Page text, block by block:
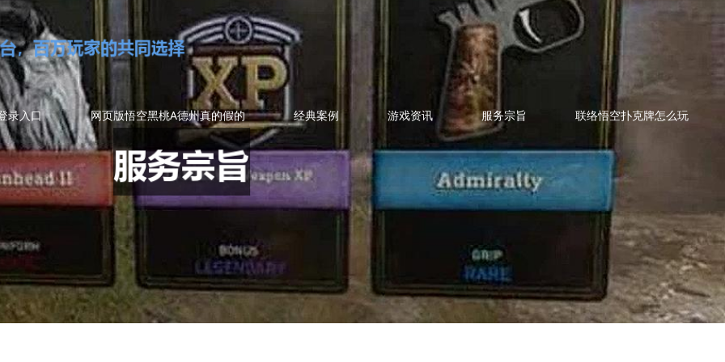
录入口 网页版悟空黑桃A德州真的假的 经典案例 游戏资讯 服务宗旨 联络悟空扑克牌怎么玩